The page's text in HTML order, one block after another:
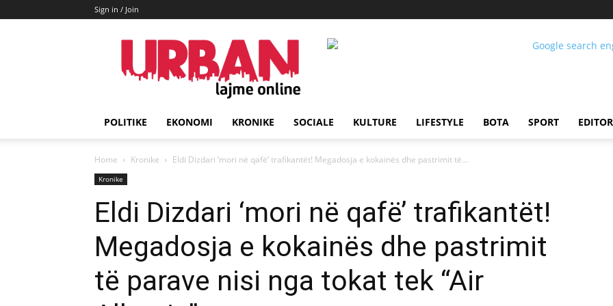
Sign in / Join
URBAN
Lajme
POLITIKE EKONOMI KRONIKE SOCIALE KULTURE LIFESTYLE BOTA SPORT
Home Kronike Eldi Dizdari ‘mori në qafë’ trafikantët! Megadosja e kokainës dhe pastrimit të...
Kronike
Eldi Dizdari ‘mori në qafë’ trafikantët!
Megadosja e kokainës dhe pastrimit
të parave nisi nga tokat tek “Air